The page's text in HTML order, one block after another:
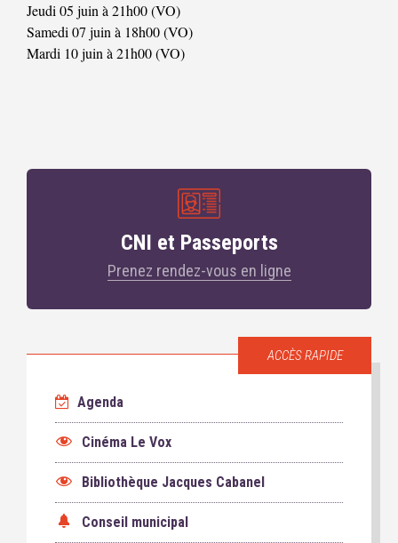
Jeudi 05 juin à 21h00 (VO)
Samedi 07 juin à 18h00 (VO)
Mardi 10 juin à 21h00 (VO)
CNI et Passeports
Prenez rendez-vous en ligne
ACCÈS RAPIDE
Agenda
Cinéma Le Vox
Bibliothèque Jacques Cabanel
Conseil municipal